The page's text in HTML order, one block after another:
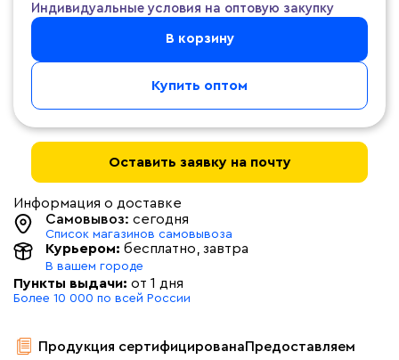
Индивидуальные условия на оптовую закупку
В корзину
Купить оптом
Оставить заявку на почту
Информация о доставке
Самовывоз: сегодня
Список магазинов самовывоза
Курьером: бесплатно , завтра
В вашем городе
Пункты выдачи: от 1 дня
Более 10 000 по всей России
Продукция сертифицированаПредоставляем